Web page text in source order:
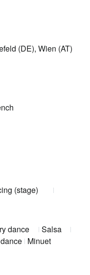
(DE), Wien (AT)
(stage)
dance
Salsa
Minuet